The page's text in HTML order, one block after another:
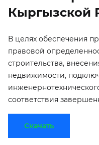
Кыргызской
В целях обеспечения
правовой
строительства,
недвижимости,
соответствия
Скачать